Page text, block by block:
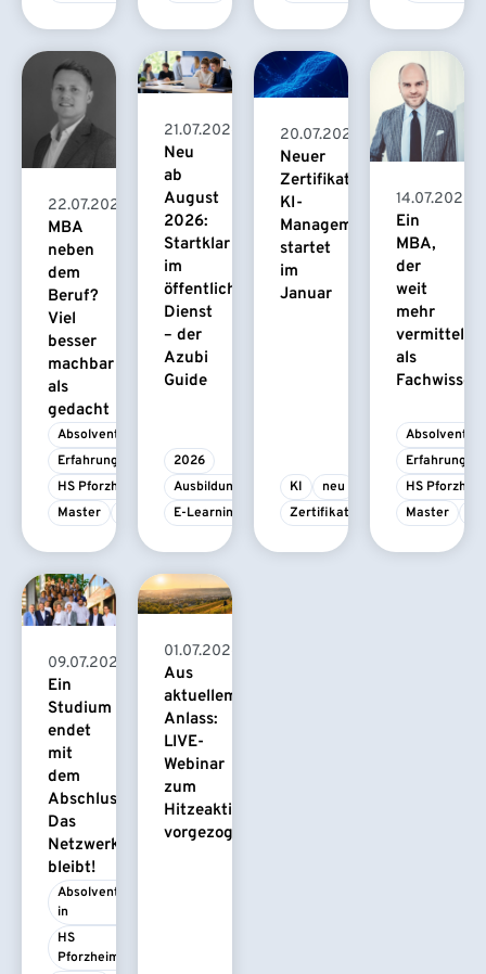
22.07.2026
MBA
neben
dem
Beruf?
Viel
besser
machbar
als
gedacht
Absolvent/-in
Erfahrungsbericht
HS Pforzheim
Master
21.07.2026
Neu
ab
August
2026:
Startklar
im
öffentlichen
Dienst
– der
Azubi
Guide
2026
Ausbildung
E-Learning
20.07.2026
Neuer
Zertifikatskurs
KI-
Management
startet
im
Januar
KI
neu
Zertifikatskurs
14.07.2026
Ein
MBA,
der
weit
mehr
vermittelt
als
Fachwissen
Absolvent/-
HS
Master
09.07.2026
Ein
Studium
endet
mit
dem
Abschluss.
Das
Netzwerk
bleibt!
Absolvent/-
in
HS
Pforzheim
01.07.2026
Aus
aktuellem
Anlass:
LIVE-
Webinar
zum
Hitzeaktionsplan
vorgezogen